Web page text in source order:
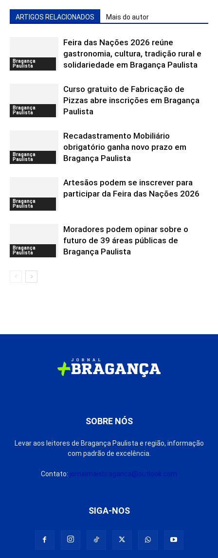
ARTIGOS RELACIONADOS Mais do autor
Bragança
Paulista
Feira das Nações 2026 reúne
gastronomia, cultura, tradição rural e
solidariedade em Bragança Paulista
Bragança
Paulista
Curso gratuito de Fabricação de
Pizzas abre inscrições em Bragança
Paulista
Bragança
Paulista
Recadastramento Mobiliário
obrigatório ganha novo prazo em
Bragança Paulista
Bragança
Paulista
Artesãos podem se inscrever para
participar da Feira das Nações 2026
Bragança
Paulista
Moradores podem opinar sobre o
futuro de 39 áreas públicas de
Bragança Paulista
SOBRE NÓS
Levar aos leitores de Bragança Paulista e região, informação
com padrão de excelência.
Contato: jornalmaisbraganca@outlook.com
SIGA-NOS